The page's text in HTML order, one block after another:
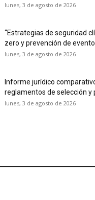
lunes, 3 de agosto de 2026
“Estrategias de seguridad
zero y prevención de
lunes, 3 de agosto de 2026
Informe jurídico
reglamentos de selección y
lunes, 3 de agosto de 2026